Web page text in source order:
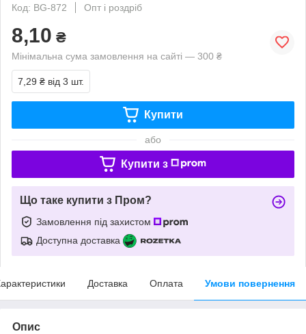
Код: BG-872
Опт і роздріб
8,10 ₴
Мінімальна сума замовлення на сайті — 300 ₴
7,29 ₴ від 3 шт.
Купити
або
Купити з
Що таке купити з Пром?
Замовлення під захистом
Доступна доставка
Доставка Оплата Умови повернення
Опис